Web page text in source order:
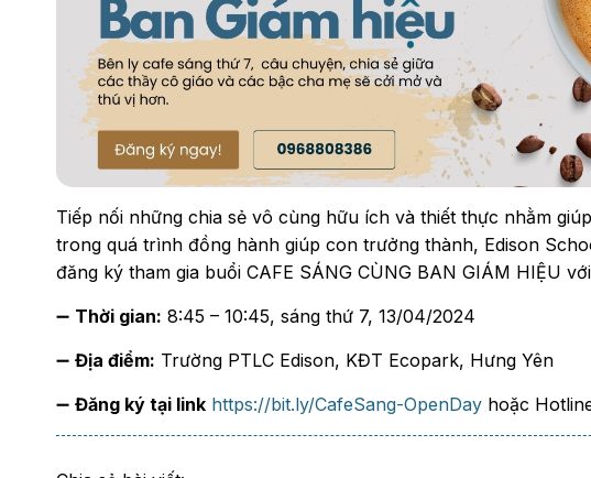
Tiếp nối những chia sẻ vô cùng hữu ích và thiết thực nhằm
trong quá trình đồng hành giúp con trưởng thành, Edison
đăng ký tham gia buổi CAFE SÁNG CÙNG BAN GIÁM HIỆU
➖ Thời gian: 8:45 – 10:45, sáng thứ 7, 13/04/2024
➖ Địa điểm: Trường PTLC Edison, KĐT Ecopark, Hưng Yên
➖ Đăng ký tại link https://bit.ly/CafeSang-OpenDayhoặc